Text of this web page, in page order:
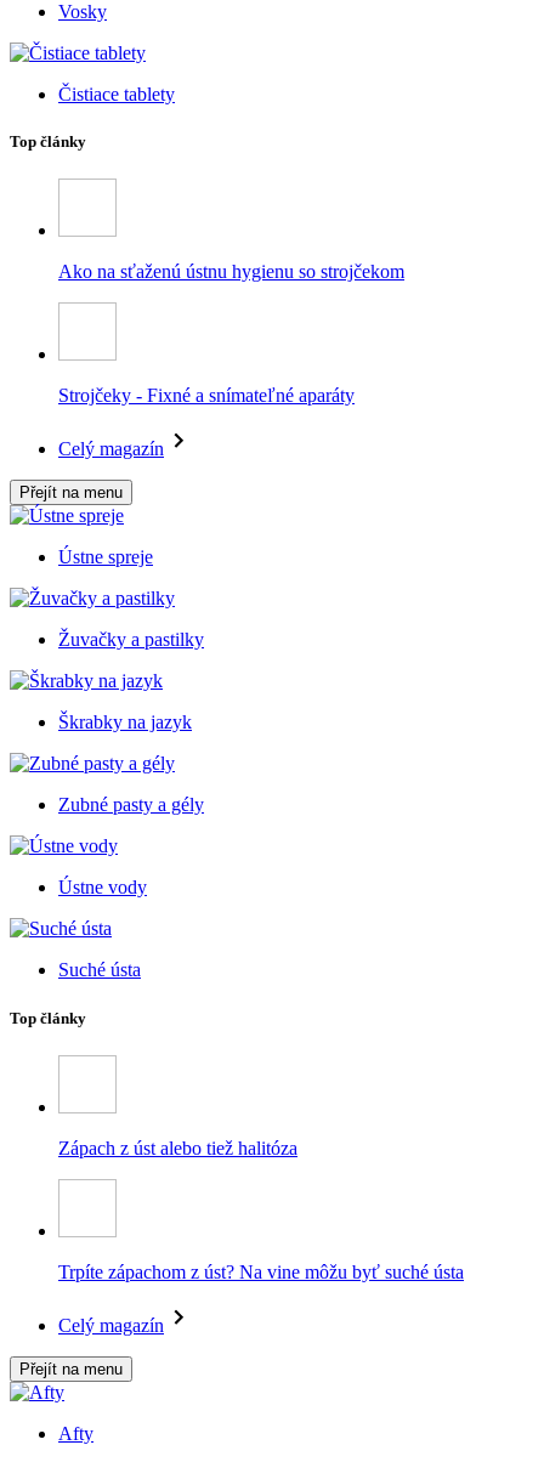
Vosky
Čistiace tablety
Top články
Ako na sťaženú ústnu hygienu so strojčekom
Strojčeky - Fixné a snímateľné aparáty
Celý magazín
Přejít na menu
Ústne spreje
Žuvačky a pastilky
Škrabky na jazyk
Zubné pasty a gély
Ústne vody
Suché ústa
Top články
Zápach z úst alebo tiež halitóza
Trpíte zápachom z úst? Na vine môžu byť suché ústa
Celý magazín
Přejít na menu
Afty